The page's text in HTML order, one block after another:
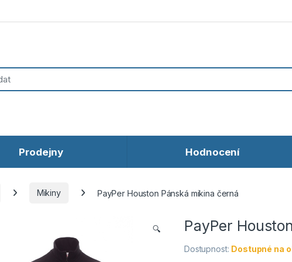
Prodejny Hodnocení
Mikiny PayPer Houston Pánská mikina černá
🔍 PayPer
Dostupnost: Dostupné na